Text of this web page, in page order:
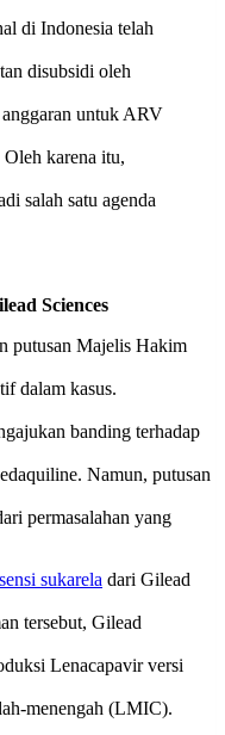
di Indonesia telah
disubsidi oleh
untuk ARV
Oleh karena itu,
salah satu agenda
Sciences
putusan Majelis Hakim
dalam kasus.
banding terhadap
Namun, putusan
permasalahan yang
sukarela dari Gilead
tersebut, Gilead
Lenacapavir versi
menengah (LMIC).